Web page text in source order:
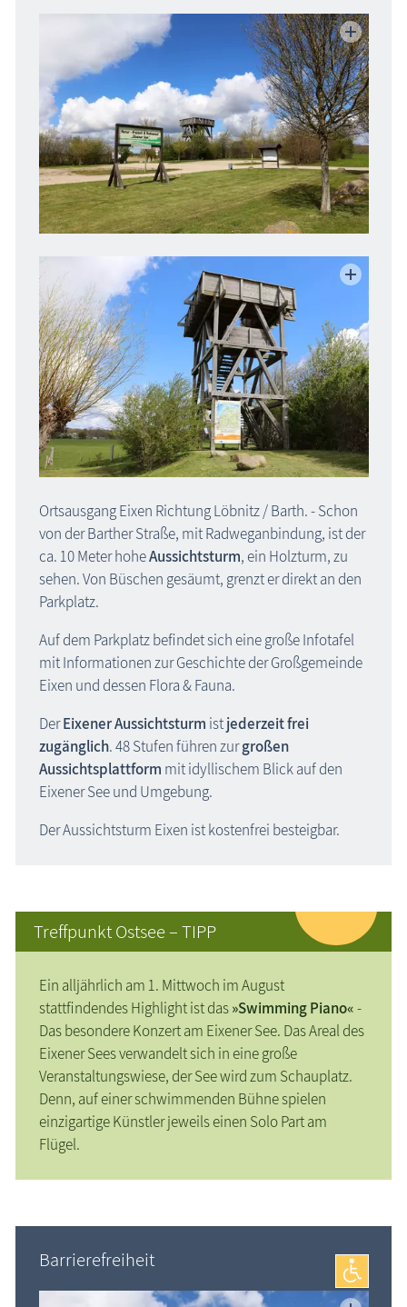
Ortsausgang Eixen Richtung Löbnitz / Barth. - Schon
von der Barther Straße, mit Radweganbindung, ist der
ca. 10 Meter hoheAussichtsturm, ein Holzturm, zu
sehen. Von Büschen gesäumt, grenzt er direkt an den
Parkplatz.
Auf dem Parkplatz befindet sich eine große Infotafel
mit Informationen zur Geschichte der Großgemeinde
Eixen und dessen Flora & Fauna.
DerEixener Aussichtsturm istjederzeit frei
zugänglich. 48 Stufen führen zurgroßen
Aussichtsplattform mit idyllischem Blick auf den
Eixener See und Umgebung.
Der Aussichtsturm Eixen ist kostenfrei besteigbar.
Treffpunkt Ostsee – TIPP
Ein alljährlich am 1. Mittwoch im August
stattfindendes Highlight ist das»Swimming Piano«-
Das besondere Konzert am Eixener See. Das Areal des
Eixener Sees verwandelt sich in eine große
Veranstaltungswiese, der See wird zum Schauplatz.
Denn, auf einer schwimmenden Bühne spielen
einzigartige Künstler jeweils einen Solo Part am
Flügel.
Barrierefreiheit